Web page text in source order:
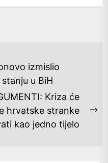
izmislio
u BiH
Kriza će
hrvatske stranke
kao jedno tijelo